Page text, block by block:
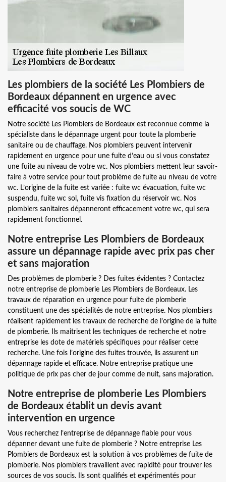
Les plombiers de la société Les Plombiers de
Bordeaux dépannent en urgence avec
efficacité vos soucis de WC
Notre société Les Plombiers de Bordeaux est reconnue comme la
spécialiste dans le dépannage urgent pour toute la plomberie
sanitaire ou de chauffage. Nos plombiers peuvent intervenir
rapidement en urgence pour une fuite d’eau ou si vous constatez
une fuite au niveau de votre wc. Nos plombiers mettent leur savoir-
faire à votre service pour tout problème de fuite au niveau de votre
wc. L’origine de la fuite est variée : fuite wc évacuation, fuite wc
suspendu, fuite wc sol, fuite vis fixation du réservoir wc. Nos
plombiers sanitaires dépanneront efficacement votre wc, qui sera
rapidement fonctionnel.
Notre entreprise Les Plombiers de Bordeaux
assure un dépannage rapide avec prix pas cher
et sans majoration
Des problèmes de plomberie ? Des fuites évidentes ? Contactez
notre entreprise de plomberie Les Plombiers de Bordeaux. Les
travaux de réparation en urgence pour fuite de plomberie
constituent une des spécialités de notre entreprise. Nos plombiers
réalisent rapidement les travaux de recherche de l’origine de la fuite
de plomberie. Ils maitrisent les techniques de recherche et notre
entreprise les dote de matériels spécifiques pour réaliser cette
recherche. Une fois l’origine des fuites trouvée, ils assurent un
dépannage rapide et efficace. Notre entreprise pratique une
politique de prix pas cher de jour comme de nuit, sans majoration.
Notre entreprise de plomberie Les Plombiers
de Bordeaux établit un devis avant
intervention en urgence
Vous recherchez l’entreprise de dépannage fiable pour vous
dépanner devant une fuite de plomberie ? Notre entreprise Les
Plombiers de Bordeaux est la solution à vos problèmes de fuite de
plomberie. Nos plombiers travaillent avec rapidité pour trouver les
sources de vos soucis. Ils sont qualifiés et expérimentés pour